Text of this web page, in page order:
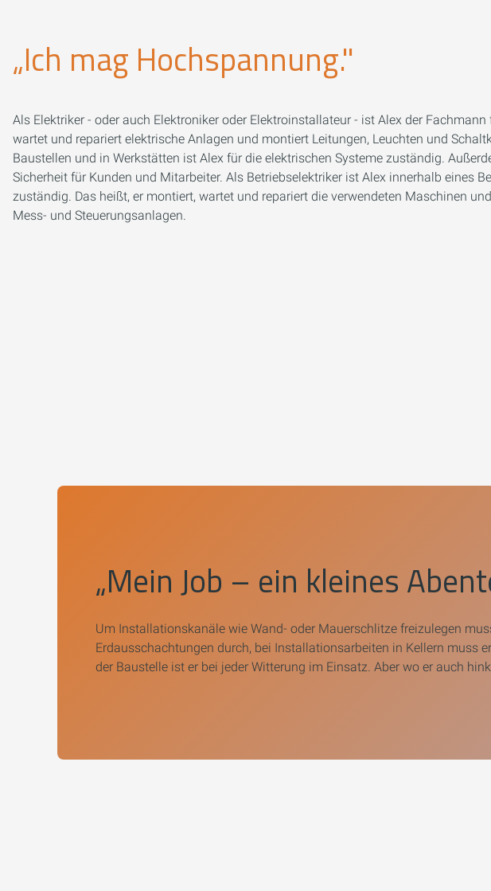
„Ich mag Hochspannung."
Als Elektriker - oder auch Elektroniker oder Elektroinstallateur - ist Alex der
wartet und repariert elektrische Anlagen und montiert Leitungen, Leuchten und
Baustellen und in Werkstätten ist Alex für die elektrischen Systeme zuständig.
Sicherheit für Kunden und Mitarbeiter. Als Betriebselektriker ist Alex innerhalb eines
zuständig. Das heißt, er montiert, wartet und repariert die verwendeten Maschinen
Mess- und Steuerungsanlagen.
„Mein Job – ein kleines
Um Installationskanäle wie Wand- oder Mauerschlitze freizulegen
Erdausschachtungen durch, bei Installationsarbeiten in Kellern muss
der Baustelle ist er bei jeder Witterung im Einsatz. Aber wo er auch